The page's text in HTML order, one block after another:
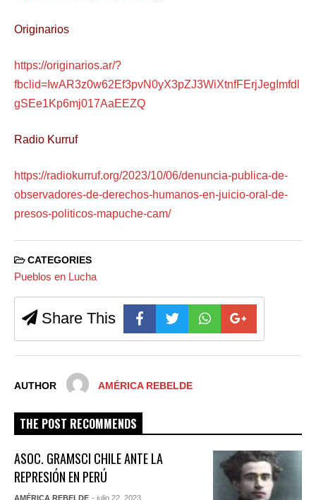
Originarios
https://originarios.ar/?
fbclid=IwAR3z0w62Ef3pvN0yX3pZJ3WiXtnfFErjJegImfdl
gSEe1Kp6mj017AaEEZQ
Radio Kurruf
https://radiokurruf.org/2023/10/06/denuncia-publica-de-
observadores-de-derechos-humanos-en-juicio-oral-de-
presos-politicos-mapuche-cam/
CATEGORIES
Pueblos en Lucha
Share This
AUTHOR AMÉRICA REBELDE
THE POST RECOMMENDS
ASOC. GRAMSCI CHILE ANTE LA
REPRESIÓN EN PERÚ
AMÉRICA REBELDE - julio 22, 2023